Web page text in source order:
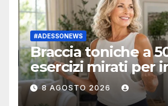
#ADESSONEWS
Braccia toniche a
esercizi mirati per
vestiti smanicati
un’eleganza
8 AGOSTO 2026